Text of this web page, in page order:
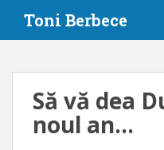
i
Toni Berbece
Să vă dea
noul an…